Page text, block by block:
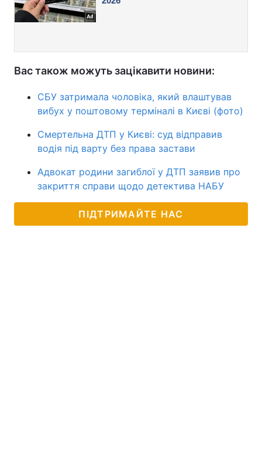
Вас також можуть зацікавити новини:
СБУ затримала чоловіка, який влаштував
вибух у поштовому терміналі в Києві (фото)
Смертельна ДТП у Києві: суд відправив
водія під варту без права застави
Адвокат родини загиблої у ДТП заявив про
закриття справи щодо детектива НАБУ
ПІДТРИМАЙТЕ НАС